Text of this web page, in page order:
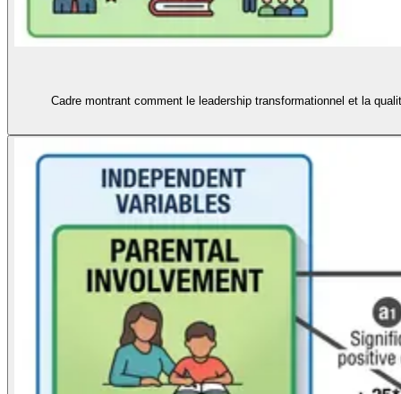
Cadre montrant comment le leadership transformationnel et la